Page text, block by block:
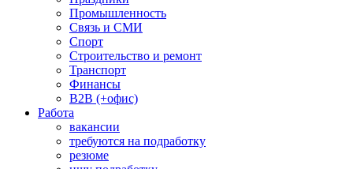
Промышленность
Связь и СМИ
Спорт
Строительство и ремонт
Транспорт
Финансы
B2B (+офис)
Работа
вакансии
требуются на подработку
резюме